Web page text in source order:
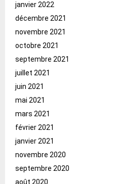
janvier 2022
décembre 2021
novembre 2021
octobre 2021
septembre 2021
juillet 2021
juin 2021
mai 2021
mars 2021
février 2021
janvier 2021
novembre 2020
septembre 2020
août 2020